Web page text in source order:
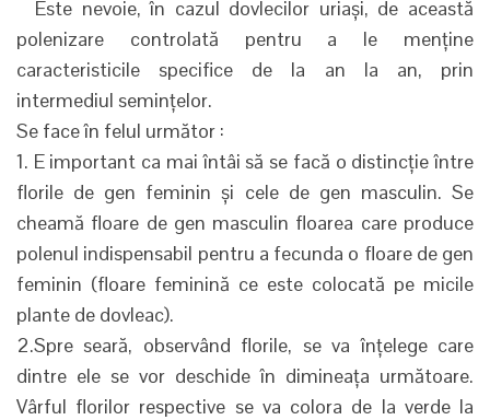
Este nevoie, în cazul dovlecilor uriași, de această
polenizare controlată pentru a le menține
caracteristicile specifice de la an la an, prin
intermediul semințelor.
Se face în felul următor :
1. E important ca mai întâi să se facă o distincție între
florile de gen feminin și cele de gen masculin. Se
cheamă floare de gen masculin floarea care produce
polenul indispensabil pentru a fecunda o floare de gen
feminin (floare feminină ce este colocată pe micile
plante de dovleac).
2.Spre seară, observând florile, se va înțelege care
dintre ele se vor deschide în dimineața următoare.
Vârful florilor respective se va colora de la verde la